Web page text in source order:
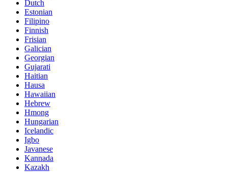
Dutch
Estonian
Filipino
Finnish
Frisian
Galician
Georgian
Gujarati
Haitian
Hausa
Hawaiian
Hebrew
Hmong
Hungarian
Icelandic
Igbo
Javanese
Kannada
Kazakh